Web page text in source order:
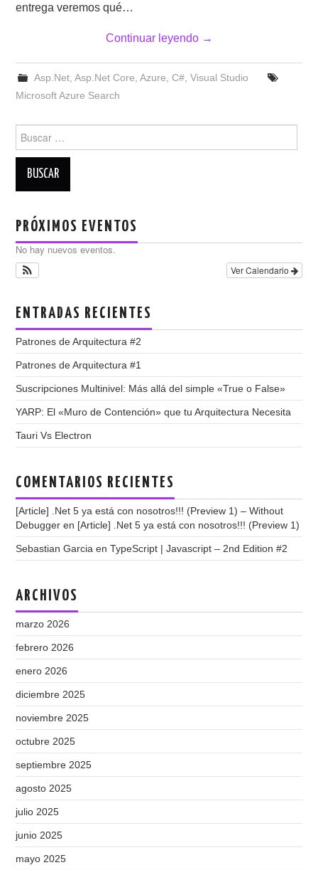
entrega veremos qué…
Continuar leyendo →
Asp.Net, Asp.Net Core, Azure, C#, Visual Studio
Microsoft Azure Search
Buscar:
PRÓXIMOS EVENTOS
No hay nuevos eventos.
Ver Calendario
ENTRADAS RECIENTES
Patrones de Arquitectura #2
Patrones de Arquitectura #1
Suscripciones Multinivel: Más allá del simple «True o False»
YARP: El «Muro de Contención» que tu Arquitectura Necesita
Tauri Vs Electron
COMENTARIOS RECIENTES
[Article] .Net 5 ya está con nosotros!!! (Preview 1) – Without
Debugger en [Article] .Net 5 ya está con nosotros!!! (Preview 1)
Sebastian Garcia enTypeScript | Javascript – 2nd Edition #2
ARCHIVOS
marzo 2026
febrero 2026
enero 2026
diciembre 2025
noviembre 2025
octubre 2025
septiembre 2025
agosto 2025
julio 2025
junio 2025
mayo 2025